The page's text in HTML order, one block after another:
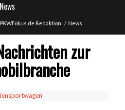
Redaktion / News
zur